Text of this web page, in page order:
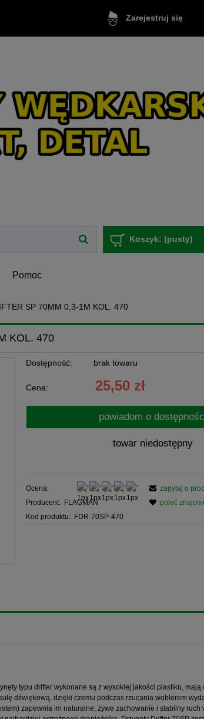
Zarejestruj się
Koszyk: (pusty)
Pomoc
SP 70MM 0,3-1M KOL. 470
KOL. 470
Dostępność: brak towaru
Cena: 25,50 zł
powiadom o
towar niedostępny
Ocena:
Producent: FLAGMAN
Kod produktu: FDR-70SP-470
zapytaj o
poleć
typu drifter wykonane są z wysokiej jakości plastiku,
dźwiękową, dzięki czemu podczas rzucania woblerem
zapewnia im naturalne, żywe zachowanie i stabilny ruch